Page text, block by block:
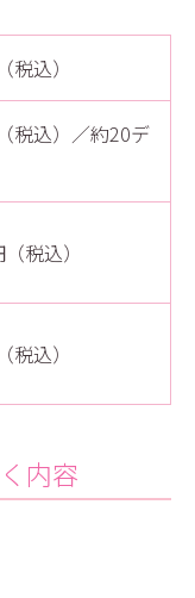
税込）
税込）／約20デ
税込）
税込）
内容